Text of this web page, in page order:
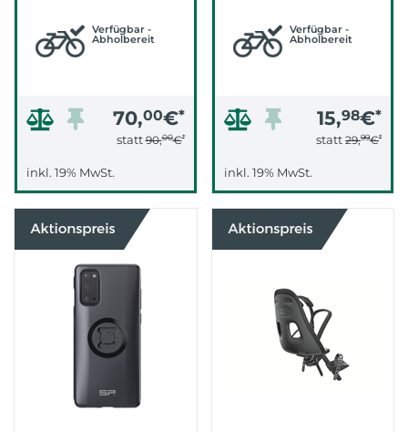
Verfügbar -
Abholbereit
70,00€*
statt90,00€*
inkl. 19% MwSt.
Verfügbar -
Abholbereit
15,98€*
statt 29,99€*
inkl. 19% MwSt.